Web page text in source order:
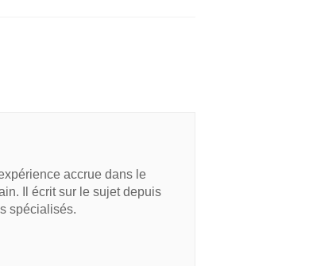
accrue dans le
Il écrit sur le sujet depuis
spécialisés.